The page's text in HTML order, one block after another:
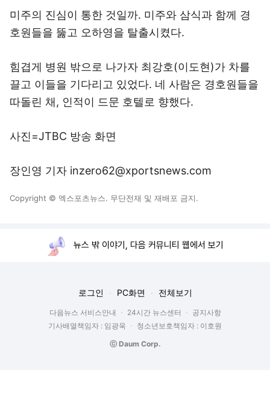
미주의 진심이 통한 것일까. 미주와 삼식과 함께 경
호원들을 뚫고 오하영을 탈출시켰다.
힘겹게 병원 밖으로 나가자 최강호(이도현)가 차를
끌고 이들을 기다리고 있었다. 네 사람은 경호원들을
따돌린 채, 인적이 드문 호텔로 향했다.
사진=JTBC 방송 화면
장인영 기자 inzero62@xportsnews.com
Copyright © 엑스포츠뉴스. 무단전재 및 재배포 금지.
뉴스 밖 이야기, 다음 커뮤니티 웹에서 보기
로그인 PC화면 전체보기
다음뉴스 서비스안내 24시간 뉴스센터
공지사항
기사배열책임자 : 임광욱
청소년보호책임자 : 이호원
ⓒ Daum Corp.